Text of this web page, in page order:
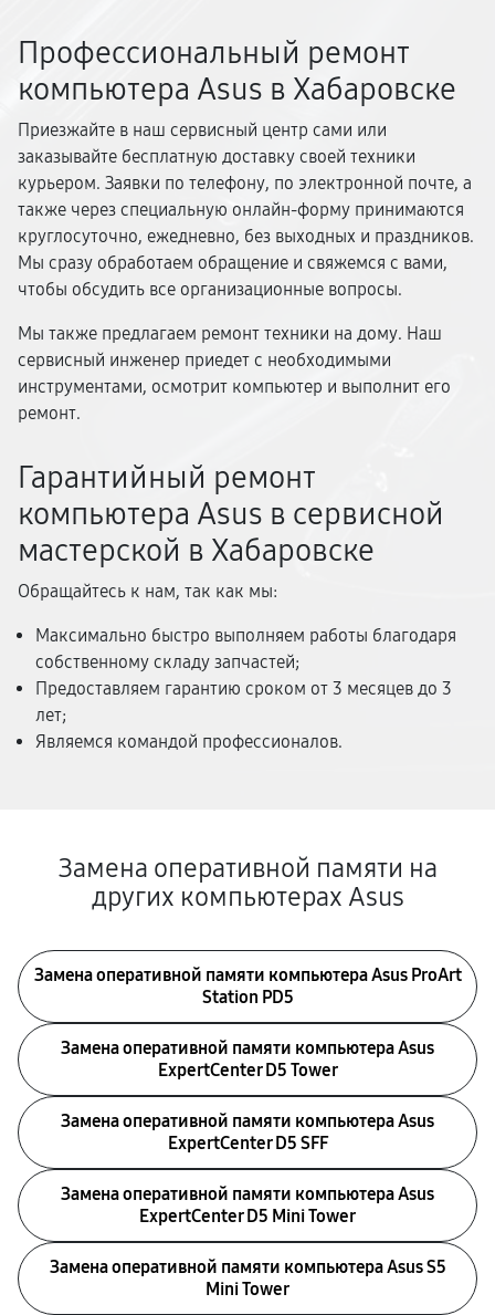
Профессиональный ремонт
компьютера Asus в Хабаровске
Приезжайте в наш сервисный центр сами или
заказывайте бесплатную доставку своей техники
курьером. Заявки по телефону, по электронной почте, а
также через специальную онлайн-форму принимаются
круглосуточно, ежедневно, без выходных и праздников.
Мы сразу обработаем обращение и свяжемся с вами,
чтобы обсудить все организационные вопросы.
Мы также предлагаем ремонт техники на дому. Наш
сервисный инженер приедет с необходимыми
инструментами, осмотрит компьютер и выполнит его
ремонт.
Гарантийный ремонт
компьютера Asus в сервисной
мастерской в Хабаровске
Обращайтесь к нам, так как мы:
Максимально быстро выполняем работы благодаря
собственному складу запчастей;
Предоставляем гарантию сроком от 3 месяцев до 3
лет;
Являемся командой профессионалов.
Замена оперативной памяти на
других компьютерах Asus
Замена оперативной памяти компьютера Asus ProArt
Station PD5
Замена оперативной памяти компьютера Asus
ExpertCenter D5 Tower
Замена оперативной памяти компьютера Asus
ExpertCenter D5 SFF
Замена оперативной памяти компьютера Asus
ExpertCenter D5 Mini Tower
Замена оперативной памяти компьютера Asus S5
Mini Tower